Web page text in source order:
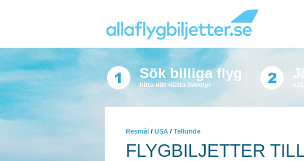
Sök billiga flyg
hitta ditt nästa äventyr
Resmål / USA / Telluride
FLYGBILJETTER